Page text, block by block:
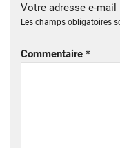
Votre adresse e-mail
Les champs obligatoires
Commentaire *